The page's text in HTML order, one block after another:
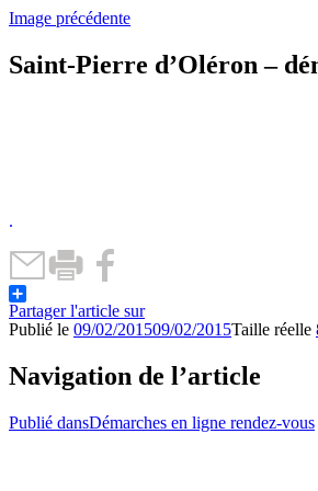
Image précédente
Saint-Pierre d’Oléron –
.
Partager l'article sur
Publié le 09/02/201509/02/2015Taille réelle
Navigation de l’article
Publié dansDémarches en ligne rendez-vous